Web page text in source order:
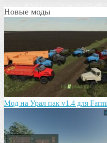
Новые моды
Мод на Урал пак v1.4 для